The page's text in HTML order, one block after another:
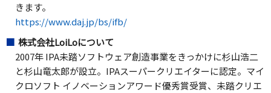
きます。
https://www.daj.jp/bs/ifb/
株式会社LoiLoについて
2007年 IPA未踏ソフトウェア創造事業をきっかけに杉山浩二
と杉山竜太郎が設立。IPAスーパークリエイターに認定。マイ
クロソフト イノベーションアワード優秀賞受賞、未踏クリエ